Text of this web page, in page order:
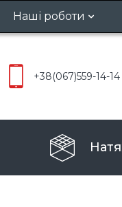
Наші роботи
+38(067)559-14-14